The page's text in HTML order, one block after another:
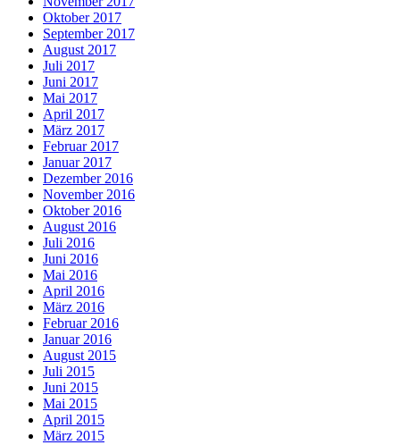
Oktober 2017
September 2017
August 2017
Juli 2017
Juni 2017
Mai 2017
April 2017
März 2017
Februar 2017
Januar 2017
Dezember 2016
November 2016
Oktober 2016
August 2016
Juli 2016
Juni 2016
Mai 2016
April 2016
März 2016
Februar 2016
Januar 2016
August 2015
Juli 2015
Juni 2015
Mai 2015
April 2015
März 2015